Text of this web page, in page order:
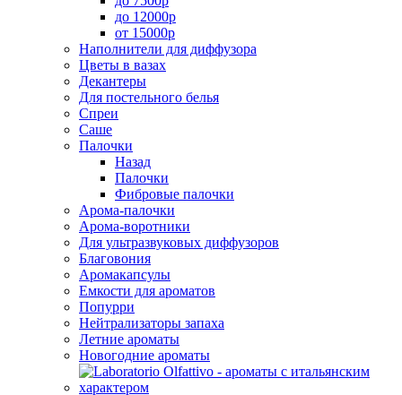
до 12000р
от 15000р
Наполнители для диффузора
Цветы в вазах
Декантеры
Для постельного белья
Спреи
Саше
Палочки
Назад
Палочки
Фибровые палочки
Арома-палочки
Арома-воротники
Для ультразвуковых диффузоров
Благовония
Аромакапсулы
Емкости для ароматов
Попурри
Нейтрализаторы запаха
Летние ароматы
Новогодние ароматы